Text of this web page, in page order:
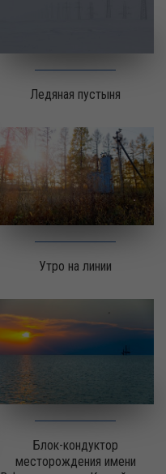
Ледяная пустыня
Утро на линии
Блок-кондуктор
месторождения имени